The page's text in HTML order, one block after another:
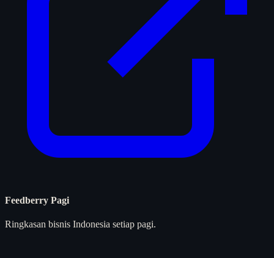
Feedberry Pagi
Ringkasan bisnis Indonesia setiap pagi.